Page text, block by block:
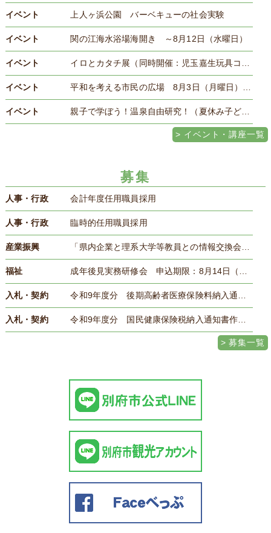
イベント 上人ヶ浜公園 バーベキューの社会実験
イベント 関の江海水浴場海開き ～8月12日（水曜日）
イベント
イベント
イベント
イベント・講座一覧
募集
人事・行政 会計年度任用職員採用
人事・行政 臨時的任用職員採用
産業振興
福祉
入札・契約
入札・契約
募集一覧